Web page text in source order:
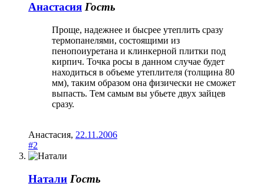
Анастасия Гость
Проще, надежнее и бысрее утеплить сразу
термопанелями, состоящими из
пенопоиуретана и клинкерной плитки под
кирпич. Точка росы в данном случае будет
находиться в объеме утеплителя (толщина 80
мм), таким образом она физически не сможет
выпасть. Тем самым вы убьете двух зайцев
сразу.
Анастасия, 22.11.2006
#2
Натали Гость